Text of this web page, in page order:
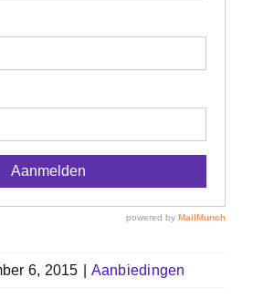
6, 2015 Aanbiedingen